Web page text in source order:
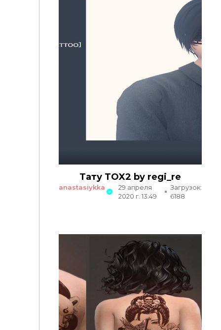
Тату TOX2 by regi_re
anastasiykka
29 апреля
2020 г. 13:49
Загрузок:
6188